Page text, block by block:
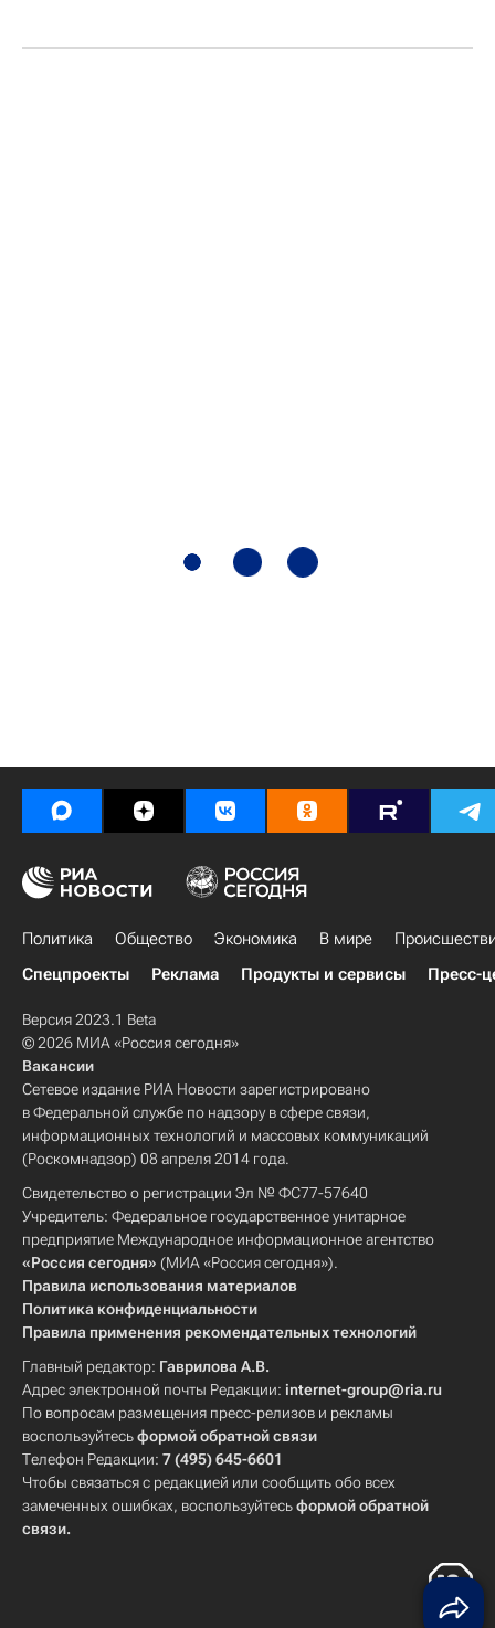
Политика Общество Экономика В мире
Спецпроекты
Реклама Продукты и сервисы Пресс-
Версия 2023.1 Beta
© 2026 МИА «Россия сегодня»
Вакансии
Сетевое издание РИА Новости зарегистрировано
в Федеральной службе по надзору в сфере связи,
информационных технологий и массовых коммуникаций
(Роскомнадзор) 08 апреля 2014 года.
Свидетельство о регистрации Эл № ФС77-57640
Учредитель: Федеральное государственное унитарное
предприятие Международное информационное агентство
«Россия сегодня» (МИА «Россия сегодня»).
Правила использования материалов
Политика конфиденциальности
Правила применения рекомендательных технологий
Главный редактор: Гаврилова А.В.
Адрес электронной почты Редакции: internet-group@ria.ru
По вопросам размещения пресс-релизов и рекламы
воспользуйтесьформой обратной связи
Телефон Редакции: 7 (495) 645-6601
Чтобы связаться с редакцией или сообщить обо всех
замеченных ошибках, воспользуйтесьформой обратной
связи.